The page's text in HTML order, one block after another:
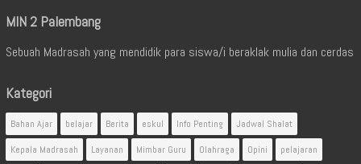
MIN 2 Palembang
Sebuah Madrasah yang mendidik para siswa/i beraklak mulia dan cerdas
Kategori
Bahan Ajar belajar Berita eskul Info Penting
Jadwal Shalat
Kepala Madrasah
Layanan Mimbar Guru Olahraga Opini
pelajaran